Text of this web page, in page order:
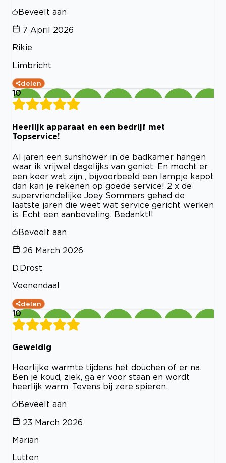
Beveelt aan
7 April 2026
Rikie
Limbricht
delen
10
Heerlijk apparaat en een bedrijf met
Topservice!
Al jaren een sunshower in de badkamer hangen
waar ik vrijwel dagelijks van geniet. En mocht er
een keer wat zijn , bijvoorbeeld een lampje kapot
dan kan je rekenen op goede service! 2 x de
supervriendelijke Joey Sommers gehad de
laatste jaren die weet wat service gericht werken
is. Echt een aanbeveling. Bedankt!!
Beveelt aan
26 March 2026
D.Drost
Veenendaal
delen
10
Geweldig
Heerlijke warmte tijdens het douchen of er na.
Ben je koud, ziek, ga er voor staan en wordt
heerlijk warm. Tevens bij zere spieren..
Beveelt aan
23 March 2026
Marian
Lutten